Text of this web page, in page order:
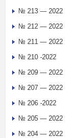
№ 213 — 2022
№ 212 — 2022
№ 211 — 2022
№ 210 -2022
№ 209 — 2022
№ 207 — 2022
№ 206 -2022
№ 205 — 2022
№ 204 — 2022